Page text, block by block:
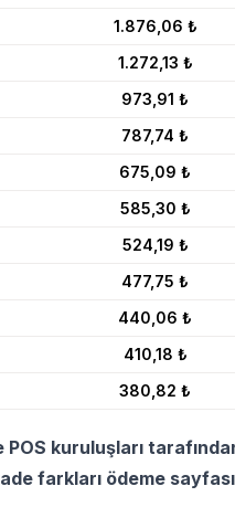
1.876,06 ₺
1.272,13 ₺
973,91 ₺
787,74 ₺
675,09 ₺
585,30 ₺
524,19 ₺
477,75 ₺
440,06 ₺
410,18 ₺
380,82 ₺
POS kuruluşları
farkları ödeme